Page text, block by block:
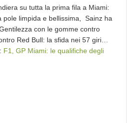
su tutta la prima fila a Miami:
pole limpida e bellissima, Sainz ha
con le gomme contro
Red Bull: la sfida nei 57 giri…
F1, GP Miami: le qualifiche degli